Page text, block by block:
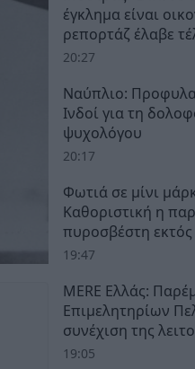
έγκλημα είναι
ρεπορτάζ έλαβε
20:27
Ναύπλιο:
Ινδοί για τη
ψυχολόγου
20:17
Φωτιά σε μίνι
Καθοριστική η
πυροσβέστη
19:47
MERE Ελλάς:
Επιμελητηρίων
συνέχιση της
19:05